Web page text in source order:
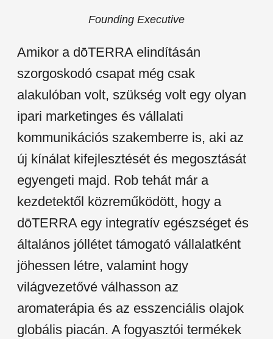
Founding Executive
Amikor a dōTERRA elindításán
szorgoskodó csapat még csak
alakulóban volt, szükség volt egy olyan
ipari marketinges és vállalati
kommunikációs szakemberre is, aki az
új kínálat kifejlesztését és megosztását
egyengeti majd. Rob tehát már a
kezdetektől közreműködött, hogy a
dōTERRA egy integratív egészséget és
általános jóllétet támogató vállalatként
jöhessen létre, valamint hogy
világvezetővé válhasson az
aromaterápia és az esszenciális olajok
globális piacán. A fogyasztói termékek